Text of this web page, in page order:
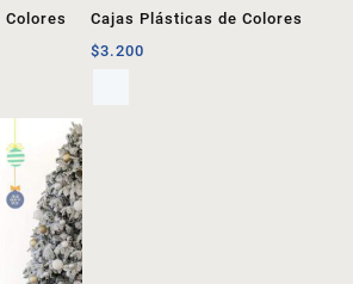
Cajas Plásticas de Colores
$3.200